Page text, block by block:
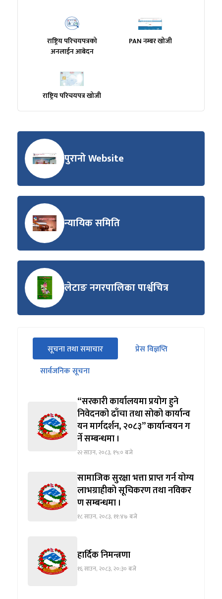
राष्ट्रिय परिचयपत्रको
अनलाईन आबेदन
PAN नम्बर खोजी
राष्ट्रिय परिचयपत्र खोजी
पुरानो Website
न्यायिक समिति
लेटाङ नगरपालिका पार्श्वचित्र
सीधा
पहिलो
ट्याबको
सूचना तथा समाचार
(सक्रिय ट्याब)
प्रेस विज्ञप्ति
सार्वजनिक सूचना
“सरकारी कार्यालयमा प्रयोग हुने
निवेदनको ढाँचा तथा सोको कार्यान्व
यन मार्गदर्शन, २०८३” कार्यान्वयन ग
र्ने सम्बन्धमा ।
२२ साउन, २०८३, १५:० बजे
सामाजिक सुरक्षा भत्ता प्राप्त गर्न योग्य
लाभग्राहीको सूचिकरण तथा नविकर
ण सम्बन्धमा ।
१८ साउन, २०८३, ११:४७ बजे
हार्दिक निमन्त्रणा
१६ साउन, २०८३, २०:३० बजे